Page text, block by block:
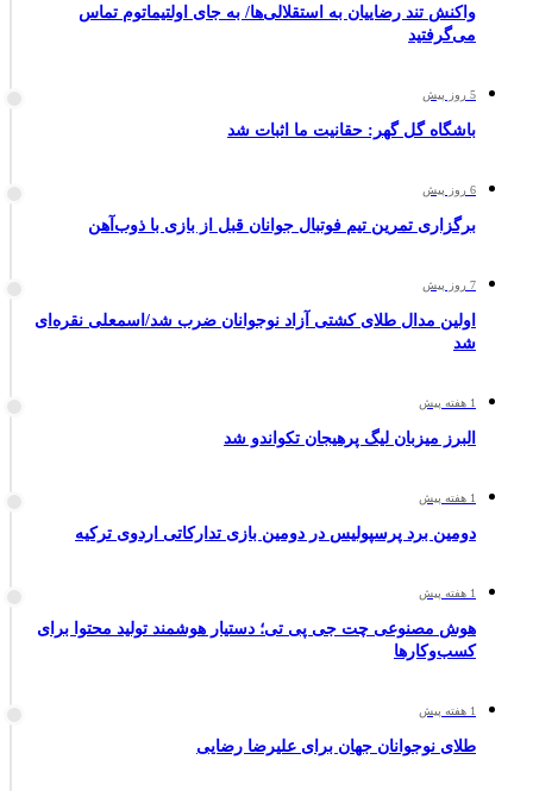
واکنش تند رضاییان به استقلالی‌ها/ به جای اولتیماتوم تماس
می‌گرفتید
5 روز پیش
باشگاه گل گهر: حقانیت ما اثبات شد
6 روز پیش
برگزاری تمرین تیم فوتبال جوانان قبل از بازی با ذوب‌آهن
7 روز پیش
اولین مدال طلای کشتی آزاد نوجوانان ضرب شد/اسمعلی نقره‌ای
شد
1 هفته پیش
البرز میزبان لیگ پرهیجان تکواندو شد
1 هفته پیش
دومین برد پرسپولیس در دومین بازی تدارکاتی اردوی ترکیه
1 هفته پیش
هوش مصنوعی چت جی پی تی؛ دستیار هوشمند تولید محتوا برای
کسب‌وکارها
1 هفته پیش
طلای نوجوانان جهان برای علیرضا رضایی